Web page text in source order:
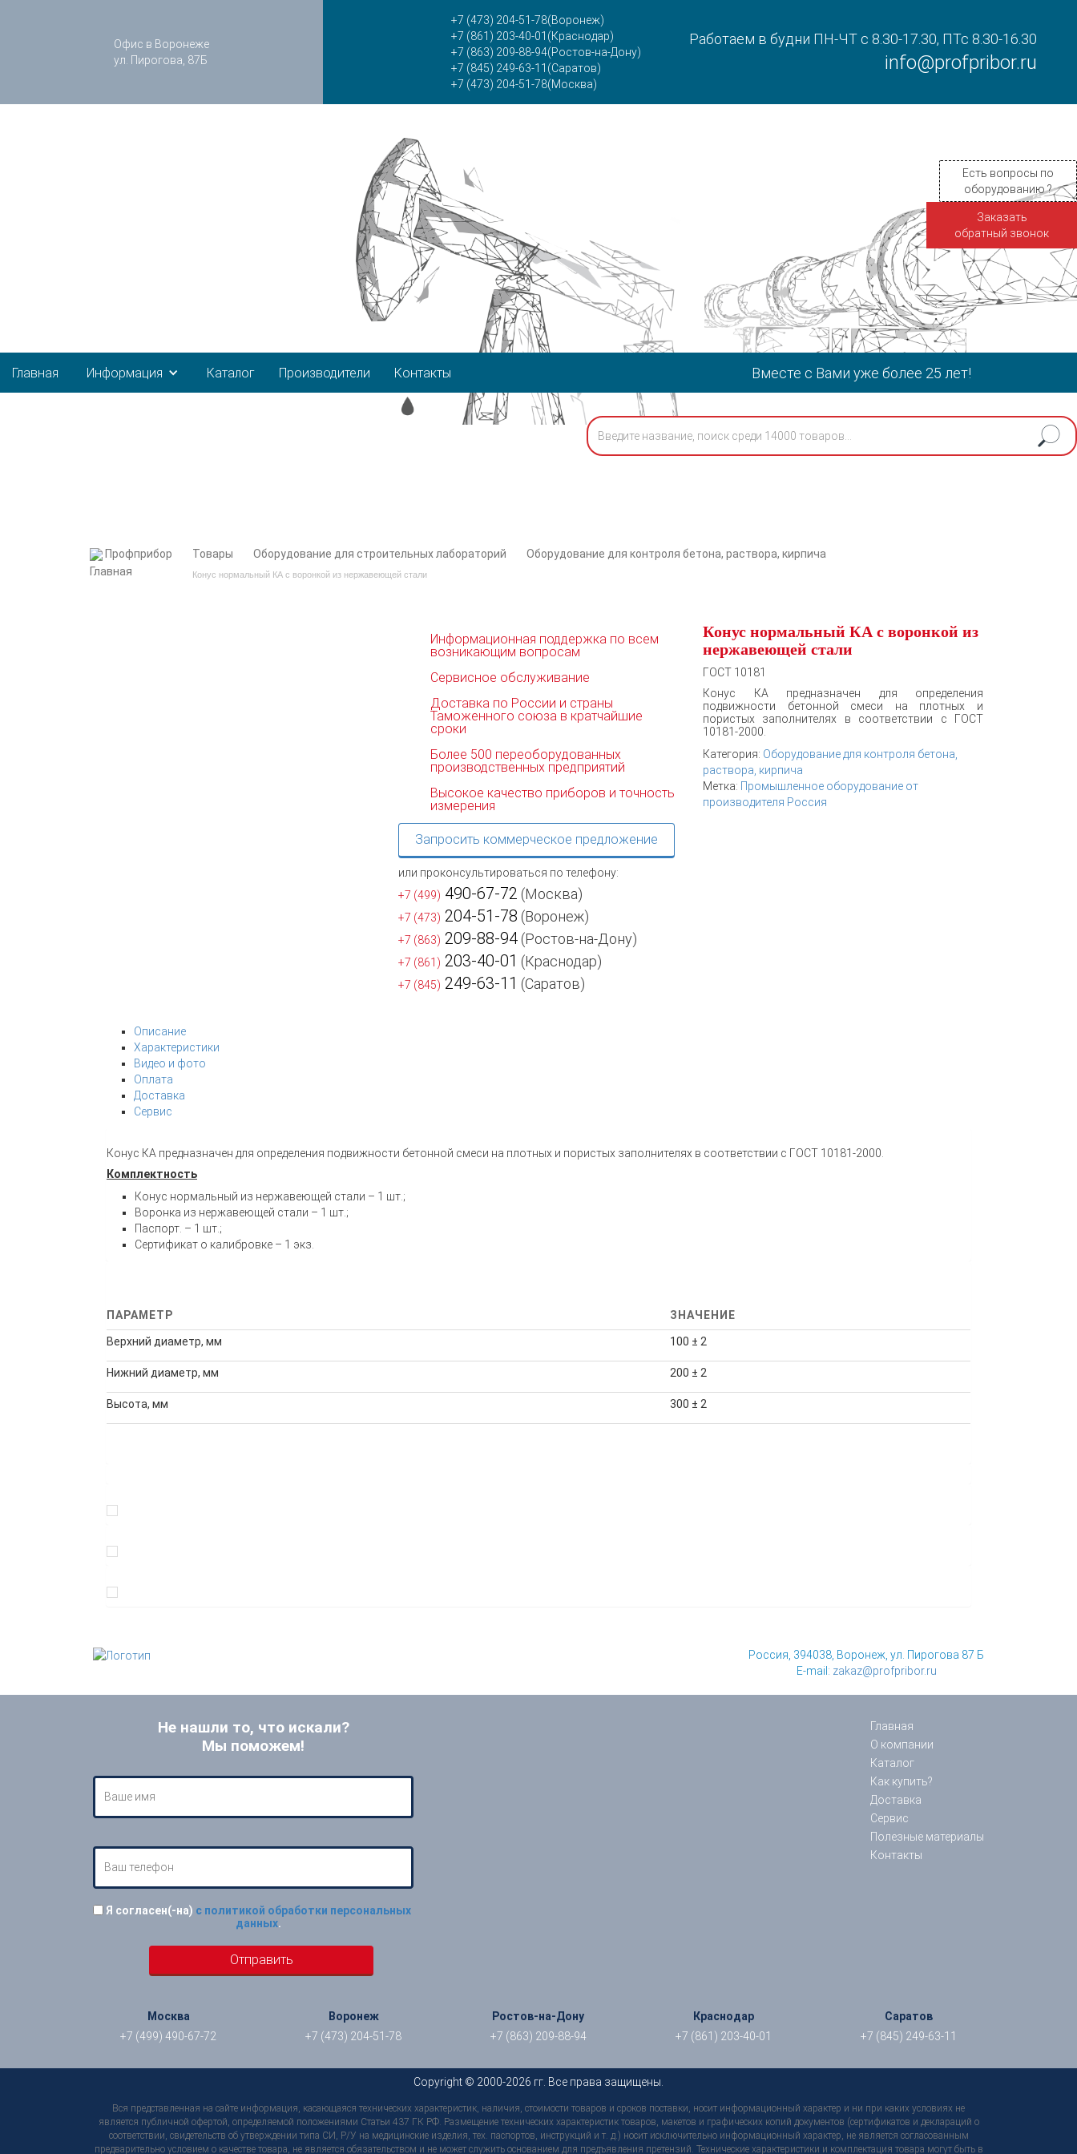
Офис в Воронеже
ул. Пирогова, 87Б
+7 (473) 204-51-78(Воронеж)
+7 (861) 203-40-01 (Краснодар)
+7 (863) 209-88-94(Ростов-на-Дону)
+7 (845) 249-63-11 (Саратов)
+7 (473) 204-51-78(Москва)
Работаем в будни ПН-ЧТ с 8.30-17.30, ПТс 8.30-16.30
info@profpribor.ru
Есть вопросы по
оборудованию ?
Заказать
обратный звонок
Главная Информация Каталог Производители Контакты Вместе с Вами уже более 25 лет!
Профприбор Товары Оборудование для строительных лабораторий Оборудование для контроля бетона, раствора, кирпича
Конус нормальный КА с воронкой из нержавеющей стали
Информационная поддержка по всем
возникающим вопросам
Сервисное обслуживание
Доставка по России и страны
Таможенного союза в кратчайшие
сроки
Более 500 переоборудованных
производственных предприятий
Высокое качество приборов и точность
измерения
Запросить коммерческое предложение
или проконсультироваться по телефону:
+7 (499) 490-67-72 (Москва)
+7 (473) 204-51-78 (Воронеж)
+7 (863) 209-88-94 (Ростов-на-Дону)
+7 (861) 203-40-01 (Краснодар)
+7 (845) 249-63-11 (Саратов)
Конус нормальный КА с воронкой из
нержавеющей стали
ГОСТ 10181
Конус КА
предназначен для определения
подвижности бетонной смеси на плотных и
пористых заполнителях в соответствии с ГОСТ
10181-2000.
Категория: Оборудование для контроля бетона,
раствора, кирпича
Метка: Промышленное оборудование от
производителя Россия
Описание
Характеристики
Видео и фото
Оплата
Доставка
Сервис
Конус КА предназначен для определения подвижности бетонной смеси на плотных и пористых заполнителях в соответствии с ГОСТ 10181-2000.
Комплектность
Конус нормальный из нержавеющей стали – 1 шт.;
Воронка из нержавеющей стали – 1 шт.;
Паспорт. – 1 шт.;
Сертификат о калибровке – 1 экз.
ПАРАМЕТР ЗНАЧЕНИЕ
Верхний диаметр, мм 100 ± 2
Нижний диаметр, мм 200 ± 2
Высота, мм 300 ± 2
Россия, 394038, Воронеж, ул. Пирогова 87 Б
E-mail: zakaz@profpribor.ru
Не нашли то, что искали?
Мы поможем!
Я согласен(-на) с политикой обработки персональных
данных.
Главная
О компании
Каталог
Как купить?
Доставка
Сервис
Полезные материалы
Контакты
Москва
+7 (499) 490-67-72
Воронеж
+7 (473) 204-51-78
Ростов-на-Дону
+7 (863) 209-88-94
Краснодар
+7 (861) 203-40-01
Саратов
+7 (845) 249-63-11
Copyright © 2000-2026 гг. Все права защищены.
Вся представленная на сайте информация, касающаяся технических характеристик, наличия, стоимости товаров и сроков поставки, носит информационный характер и ни при каких условиях не
является публичной офертой, определяемой положениями Статьи 437 ГК РФ. Размещение технических характеристик товаров, макетов и графических копий документов (сертификатов и деклараций о
соответствии, свидетельств об утверждении типа СИ, Р/У на медицинские изделия, тех. паспортов, инструкций и т. д.) носит исключительно информационный характер, не является согласованным
предварительно условием о качестве товара, не является обязательством и не может служить основанием для предъявления претензий. Технические характеристики и комплектация товара могут быть в